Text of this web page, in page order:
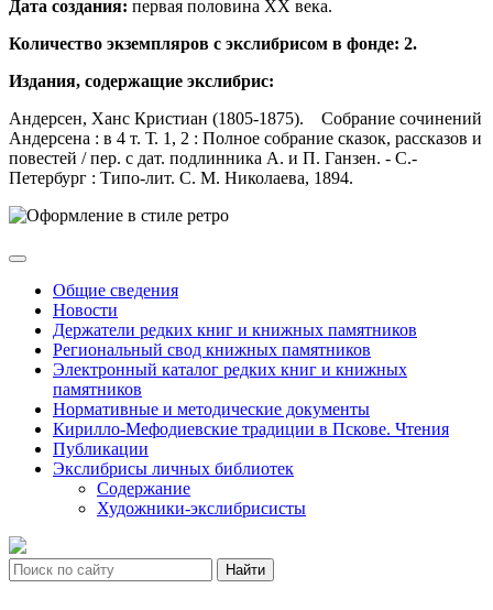
Дата создания: первая половина ХХ века.
Количество экземпляров с экслибрисом в фонде: 2.
Издания, содержащие экслибрис:
Андерсен, Ханс Кристиан (1805-1875). Собрание сочинений
Андерсена : в 4 т. Т. 1, 2 : Полное собрание сказок, рассказов и
повестей / пер. с дат. подлинника А. и П. Ганзен. - С.-
Петербург : Типо-лит. С. М. Николаева, 1894.
Общие сведения
Новости
Держатели редких книг и книжных памятников
Региональный свод книжных памятников
Электронный каталог редких книг и книжных
памятников
Нормативные и методические документы
Кирилло-Мефодиевские традиции в Пскове. Чтения
Публикации
Экслибрисы личных библиотек
Содержание
Художники-экслибрисисты
Найти